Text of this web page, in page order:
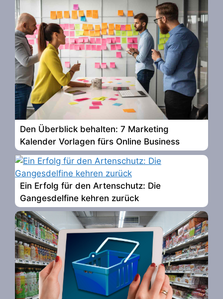
Den Überblick behalten: 7 Marketing
Kalender Vorlagen fürs Online Business
Ein Erfolg für den Artenschutz: Die
Gangesdelfine kehren zurück